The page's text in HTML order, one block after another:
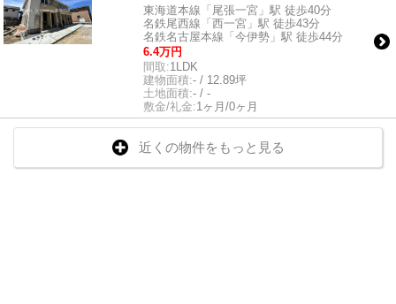
東海道本線「尾張一宮」駅 徒歩40分
名鉄尾西線「西一宮」駅 徒歩43分
名鉄名古屋本線「今伊勢」駅 徒歩44分
6.4万円
間取:1LDK
建物面積:- / 12.89坪
土地面積:- / -
敷金/礼金:1ヶ月/0ヶ月
近くの物件をもっと見る